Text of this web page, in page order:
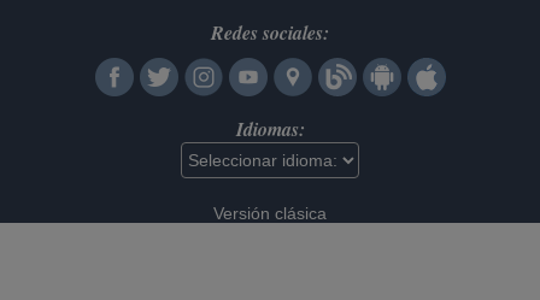
Redes sociales:
Idiomas:
Versión clásica